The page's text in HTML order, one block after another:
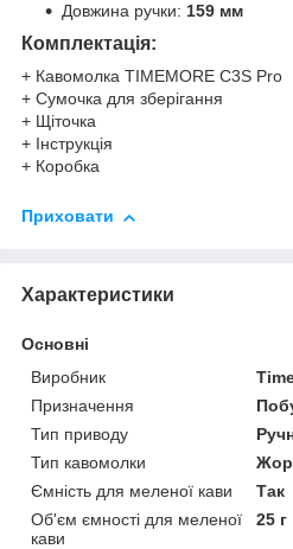
Довжина ручки: 159 мм
Комплектація:
+ Кавомолка TIMEMORE C3S Pro
+ Сумочка для зберігання
+ Щіточка
+ Інструкція
+ Коробка
Приховати
Характеристики
Основні
Виробник
Призначення
Тип приводу
Тип кавомолки
Ємність для меленої кави
Так
Об'єм ємності для меленої
кави
25 г